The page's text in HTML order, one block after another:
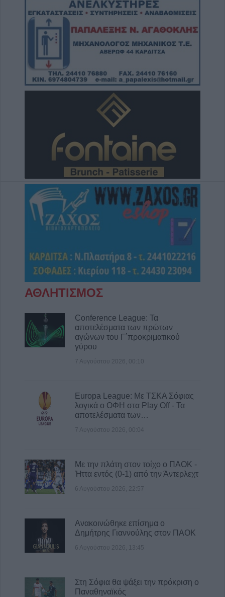
ΑΘΛΗΤΙΣΜΟΣ
Conference League: Τα
αποτελέσματα των πρώτων
αγώνων του Γ΄προκριματικού
γύρου
7 Αυγούστου 2026, 00:10
Europa League: Με ΤΣΚΑ Σόφιας
λογικά ο ΟΦΗ στα Play Off - Τα
αποτελέσματα των…
7 Αυγούστου 2026, 00:04
Με την πλάτη στον τοίχο ο ΠΑΟΚ -
Ήττα εντός (0-1) από την Άντερλεχτ
6 Αυγούστου 2026, 22:57
Ανακοινώθηκε επίσημα ο
Δημήτρης Γιαννούλης στον ΠΑΟΚ
6 Αυγούστου 2026, 13:45
Στη Σόφια θα ψάξει την πρόκριση ο
Παναθηναϊκός